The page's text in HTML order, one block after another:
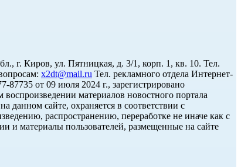
г. Киров, ул. Пятницкая, д. 3/1, корп. 1, кв. 10. Тел.
x2dt@mail.ru Тел. рекламного отдела Интернет-
от 09 июля 2024 г., зарегистрировано
материалов новостного портала
данном сайте, охраняется в соответствии с
распространению, переработке не иначе как с
и материалы пользователей, размещенные на сайте